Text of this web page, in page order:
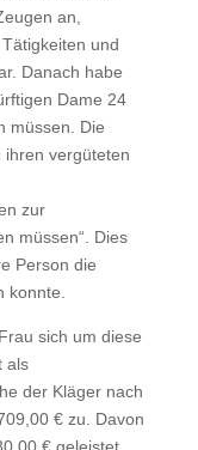
an,
und
Danach habe
Dame 24
müssen. Die
ihren vergüteten
zur
müssen“. Dies
Person die
konnte.
sich um diese
als
der Kläger nach
€ zu. Davon